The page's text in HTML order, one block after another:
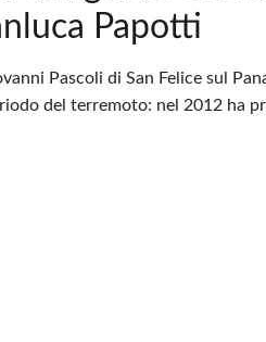
Papotti
Pascoli di San Felice sul
del terremoto: nel 2012 ha